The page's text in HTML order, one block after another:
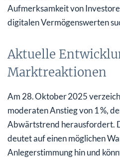
Aufmerksamkeit von
digitalen Vermögenswerten
Aktuelle
Marktreaktionen
Am 28. Oktober 2025
moderaten Anstieg von 1 %,
Abwärtstrend herausfordert.
deutet auf einen möglichen
Anlegerstimmung hin und